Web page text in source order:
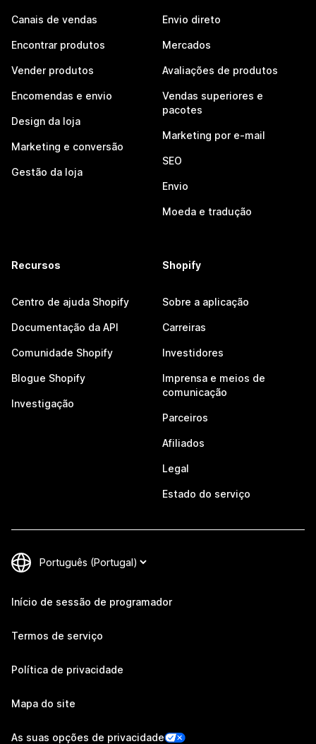
Canais de vendas
Encontrar produtos
Vender produtos
Encomendas e envio
Design da loja
Marketing e conversão
Gestão da loja
Envio direto
Mercados
Avaliações de produtos
Vendas superiores e
pacotes
Marketing por e-mail
SEO
Envio
Moeda e tradução
Recursos
Centro de ajuda Shopify
Documentação da API
Comunidade Shopify
Blogue Shopify
Investigação
Shopify
Sobre a aplicação
Carreiras
Investidores
Imprensa e meios de
comunicação
Parceiros
Afiliados
Legal
Estado do serviço
Início de sessão de programador
Termos de serviço
Política de privacidade
Mapa do site
As suas opções de privacidade